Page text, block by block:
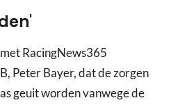
RacingNews365
Peter Bayer, dat de zorgen
geuit worden vanwege de